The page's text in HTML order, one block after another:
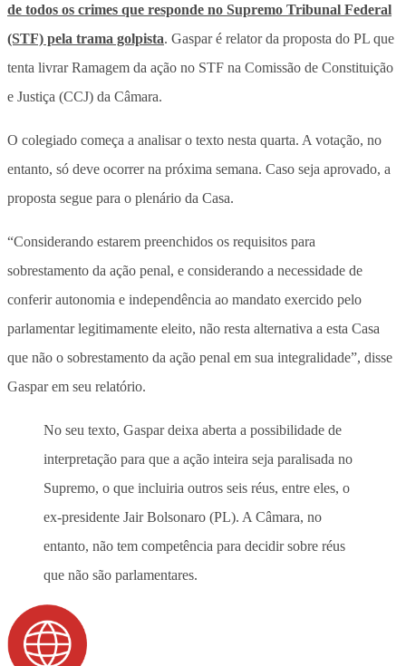
de todos os crimes que responde no Supremo Tribunal Federal
(STF) pela trama golpista. Gaspar é relator da proposta do PL que
tenta livrar Ramagem da ação no STF na Comissão de Constituição
e Justiça (CCJ) da Câmara.
O colegiado começa a analisar o texto nesta quarta. A votação, no
entanto, só deve ocorrer na próxima semana. Caso seja aprovado, a
proposta segue para o plenário da Casa.
“Considerando estarem preenchidos os requisitos para
sobrestamento da ação penal, e considerando a necessidade de
conferir autonomia e independência ao mandato exercido pelo
parlamentar legitimamente eleito, não resta alternativa a esta Casa
que não o sobrestamento da ação penal em sua integralidade”, disse
Gaspar em seu relatório.
No seu texto, Gaspar deixa aberta a possibilidade de
interpretação para que a ação inteira seja paralisada no
Supremo, o que incluiria outros seis réus, entre eles, o
ex-presidente Jair Bolsonaro (PL). A Câmara, no
entanto, não tem competência para decidir sobre réus
que não são parlamentares.